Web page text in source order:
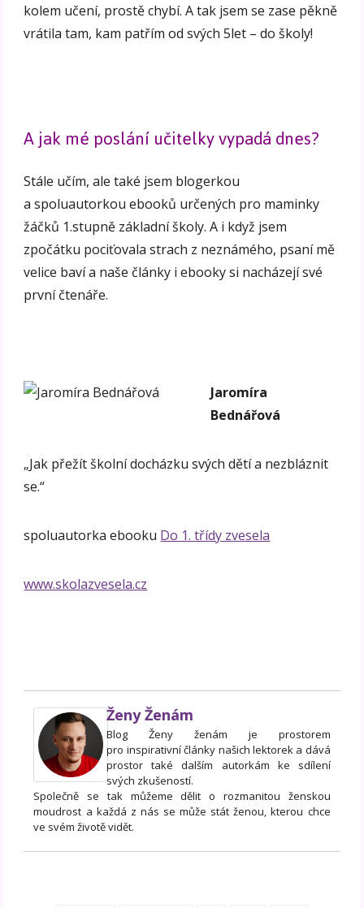
kolem učení, prostě chybí. A tak jsem se zase pěkně
vrátila tam, kam patřím od svých 5let – do školy!
A jak mé poslání učitelky vypadá dnes?
Stále učím, ale také jsem blogerkou
a spoluautorkou ebooků určených pro maminky
žáčků 1.stupně základní školy. A i když jsem
zpočátku pociťovala strach z neznámého, psaní mě
velice baví a naše články i ebooky si nacházejí své
první čtenáře.
Jaromíra
Bednářová
„Jak přežít školní docházku svých dětí a nezbláznit
se.“
spoluautorka ebooku Do 1. třídy zvesela
www.skolazvesela.cz
Ženy Ženám
Blog Ženy ženám je prostorem
pro inspirativní články našich lektorek a dává
prostor také dalším autorkám ke sdílení
svých zkušeností.
Společně se tak můžeme dělit o rozmanitou ženskou
moudrost a každá z nás se může stát ženou, kterou chce
ve svém životě vidět.